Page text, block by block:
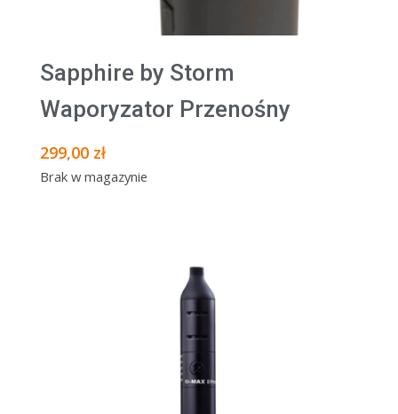
Sapphire by Storm
Waporyzator Przenośny
299,00 zł
Brak w magazynie